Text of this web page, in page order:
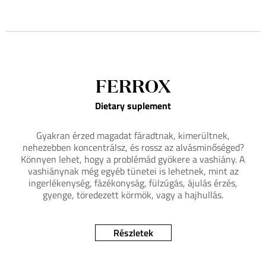
FERROX
Dietary suplement
Gyakran érzed magadat fáradtnak, kimerültnek,
nehezebben koncentrálsz, és rossz az alvásminőséged?
Könnyen lehet, hogy a problémád gyökere a vashiány. A
vashiánynak még egyéb tünetei is lehetnek, mint az
ingerlékenység, fázékonyság, fülzúgás, ájulás érzés,
gyenge, töredezett körmök, vagy a hajhullás.
Részletek